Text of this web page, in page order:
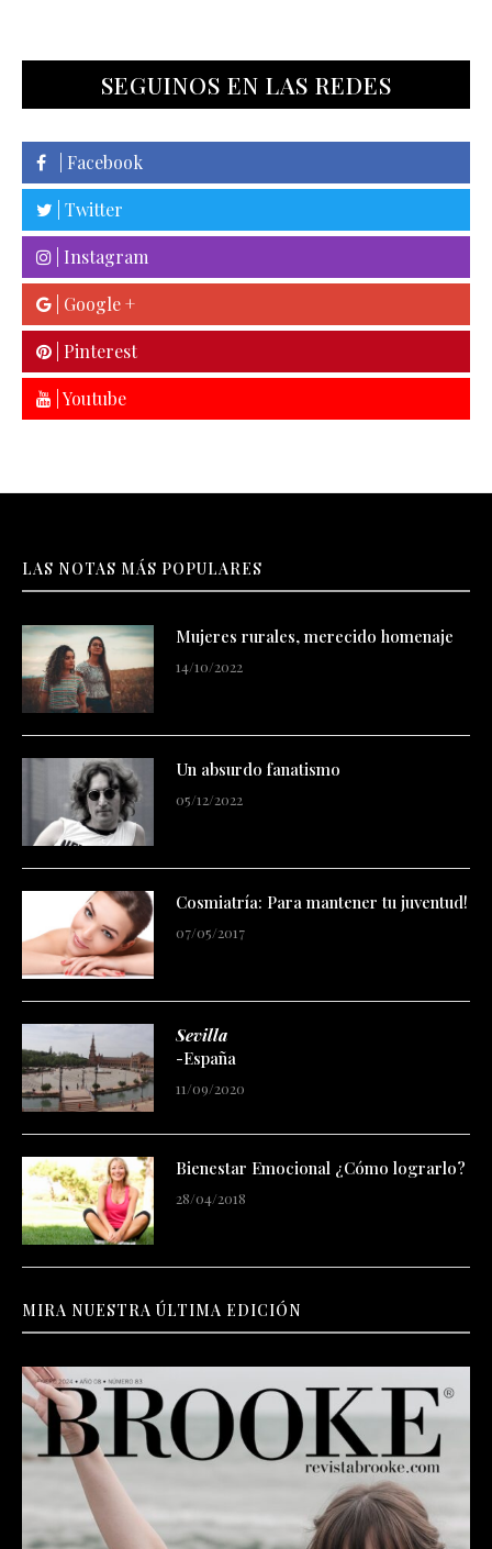
SEGUINOS EN LAS REDES
| Facebook
| Twitter
| Instagram
| Google +
| Pinterest
| Youtube
LAS NOTAS MÁS POPULARES
Mujeres rurales, merecido homenaje
14/10/2022
Un absurdo fanatismo
05/12/2022
Cosmiatría: Para mantener tu juventud!
07/05/2017
Sevilla
-España
11/09/2020
Bienestar Emocional ¿Cómo lograrlo?
28/04/2018
MIRA NUESTRA ÚLTIMA EDICIÓN